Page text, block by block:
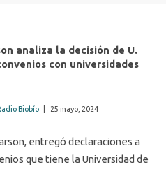
analiza la decisión de U.
con universidades
Biobío 25 mayo, 2024
entregó declaraciones a
que tiene la Universidad de